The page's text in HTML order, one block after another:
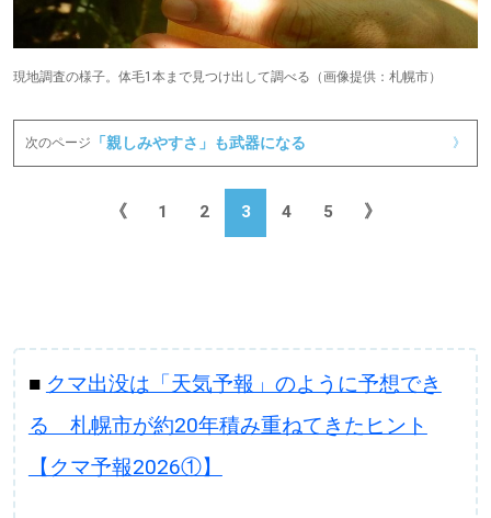
現地調査の様子。体毛1本まで見つけ出して調べる（画像提供：札幌市）
次のページ 「親しみやすさ」も武器になる 》
《 1 2 3 4 5 》
■ クマ出没は「天気予報」のように予想でき
る 札幌市が約20年積み重ねてきたヒント
【クマ予報2026①】